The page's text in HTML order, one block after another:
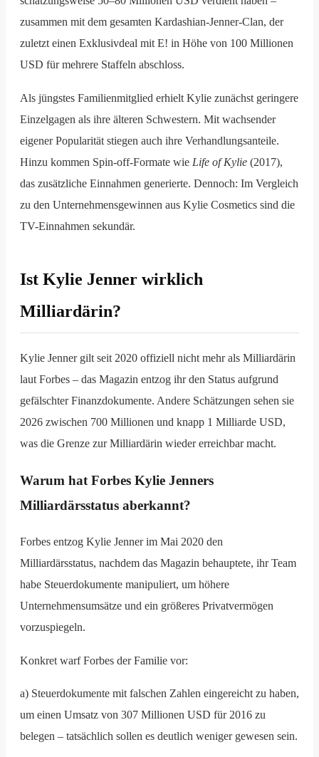
zusammen mit dem gesamten Kardashian-Jenner-Clan, der
zuletzt einen Exklusivdeal mit E! in Höhe von 100 Millionen
USD für mehrere Staffeln abschloss.
Als jüngstes Familienmitglied erhielt Kylie zunächst geringere
Einzelgagen als ihre älteren Schwestern. Mit wachsender
eigener Popularität stiegen auch ihre Verhandlungsanteile.
Hinzu kommen Spin-off-Formate wie Life of Kylie (2017),
das zusätzliche Einnahmen generierte. Dennoch: Im Vergleich
zu den Unternehmensgewinnen aus Kylie Cosmetics sind die
TV-Einnahmen sekundär.
Ist Kylie Jenner wirklich
Milliardärin?
Kylie Jenner gilt seit 2020 offiziell nicht mehr als Milliardärin
laut Forbes – das Magazin entzog ihr den Status aufgrund
gefälschter Finanzdokumente. Andere Schätzungen sehen sie
2026 zwischen 700 Millionen und knapp 1 Milliarde USD,
was die Grenze zur Milliardärin wieder erreichbar macht.
Warum hat Forbes Kylie Jenners
Milliardärsstatus aberkannt?
Forbes entzog Kylie Jenner im Mai 2020 den
Milliardärsstatus, nachdem das Magazin behauptete, ihr Team
habe Steuerdokumente manipuliert, um höhere
Unternehmensumsätze und ein größeres Privatvermögen
vorzuspiegeln.
Konkret warf Forbes der Familie vor:
a) Steuerdokumente mit falschen Zahlen eingereicht zu haben,
um einen Umsatz von 307 Millionen USD für 2016 zu
belegen – tatsächlich sollen es deutlich weniger gewesen sein.